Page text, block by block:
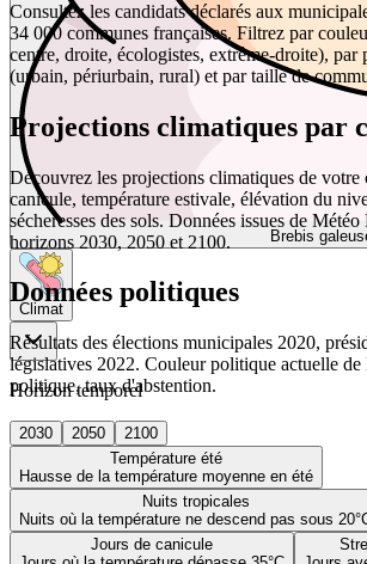
Brebis
Climat
Horizon temporel
2030 2050
2100
Température été
Hausse de la température moyenne en été
Nuits tropicales
Nuits où la température ne descend pas sous
Jours de canicule
Consultez les candidats déclarés aux
34 000 communes françaises. Filtrez par
centre, droite, écologistes, extrême-droite),
(urbain, périurbain, rural) et par taille de
Projections climatiques par
Découvrez les projections climatiques de votre
canicule, température estivale, élévation du
sécheresses des sols. Données issues de
horizons 2030, 2050 et 2100.
Données politiques
Résultats des élections municipales 2020,
législatives 2022. Couleur politique actuelle de
politique, taux d'abstention.